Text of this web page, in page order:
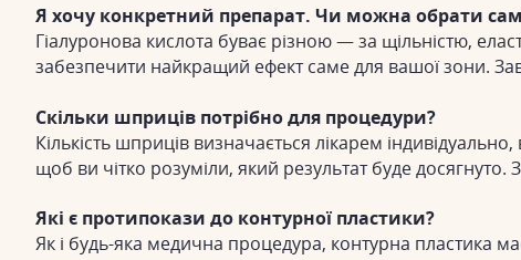
Я хочу конкретний препарат. Чи можна обрати
Гіалуронова кислота буває різною — за щільністю,
забезпечити найкращий ефект саме для вашої зони.
Скільки шприців потрібно для процедури?
Кількість шприців визначається лікарем
щоб ви чітко розуміли, який результат буде досягнуто.
Які є протипокази до контурної пластики?
Як і будь-яка медична процедура, контурна пластика